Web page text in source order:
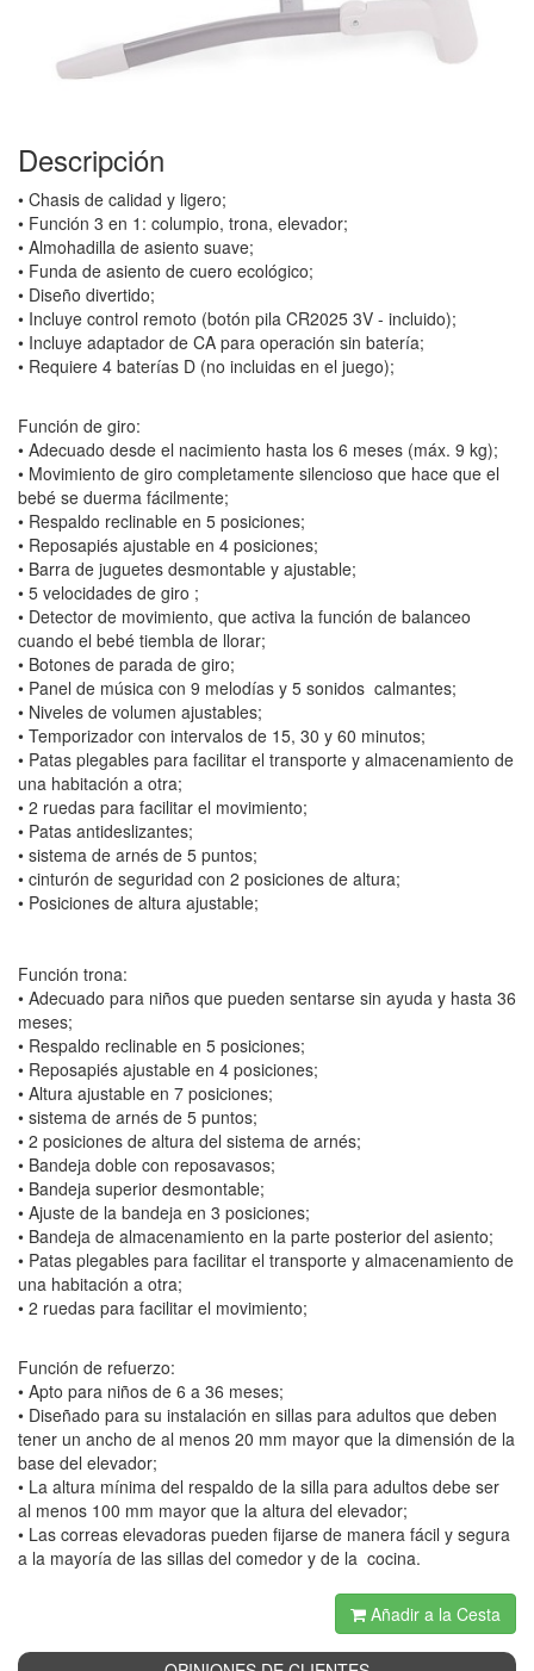
Descripción
• Chasis de calidad y ligero;
• Función 3 en 1: columpio, trona, elevador;
• Almohadilla de asiento suave;
• Funda de asiento de cuero ecológico;
• Diseño divertido;
• Incluye control remoto (botón pila CR2025 3V - incluido);
• Incluye adaptador de CA para operación sin batería;
• Requiere 4 baterías D (no incluidas en el juego);
Función de giro:
• Adecuado desde el nacimiento hasta los 6 meses (máx. 9 kg);
• Movimiento de giro completamente silencioso que hace que el
bebé se duerma fácilmente;
• Respaldo reclinable en 5 posiciones;
• Reposapiés ajustable en 4 posiciones;
• Barra de juguetes desmontable y ajustable;
• 5 velocidades de giro ;
• Detector de movimiento, que activa la función de balanceo
cuando el bebé tiembla de llorar;
• Botones de parada de giro;
• Panel de música con 9 melodías y 5 sonidos calmantes;
• Niveles de volumen ajustables;
• Temporizador con intervalos de 15, 30 y 60 minutos;
• Patas plegables para facilitar el transporte y almacenamiento de
una habitación a otra;
• 2 ruedas para facilitar el movimiento;
• Patas antideslizantes;
• sistema de arnés de 5 puntos;
• cinturón de seguridad con 2 posiciones de altura;
• Posiciones de altura ajustable;
Función trona:
• Adecuado para niños que pueden sentarse sin ayuda y hasta 36
meses;
• Respaldo reclinable en 5 posiciones;
• Reposapiés ajustable en 4 posiciones;
• Altura ajustable en 7 posiciones;
• sistema de arnés de 5 puntos;
• 2 posiciones de altura del sistema de arnés;
• Bandeja doble con reposavasos;
• Bandeja superior desmontable;
• Ajuste de la bandeja en 3 posiciones;
• Bandeja de almacenamiento en la parte posterior del asiento;
• Patas plegables para facilitar el transporte y almacenamiento de
una habitación a otra;
• 2 ruedas para facilitar el movimiento;
Función de refuerzo:
• Apto para niños de 6 a 36 meses;
• Diseñado para su instalación en sillas para adultos que deben
tener un ancho de al menos 20 mm mayor que la dimensión de la
base del elevador;
• La altura mínima del respaldo de la silla para adultos debe ser
al menos 100 mm mayor que la altura del elevador;
• Las correas elevadoras pueden fijarse de manera fácil y segura
a la mayoría de las sillas del comedor y de la cocina.
Añadir a la Cesta